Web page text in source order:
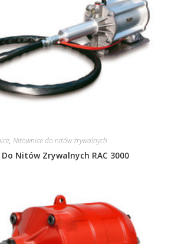
, Nitownice do nitów zrywalnych
Nitów Zrywalnych RAC 3000